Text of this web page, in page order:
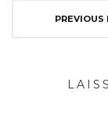
PREVIOUS